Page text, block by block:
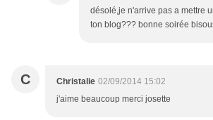
désolé,je n'arrive pas a mettre
ton blog??? bonne soirée
C Christalie 02/09/2014 15:02
j'aime beaucoup merci josette